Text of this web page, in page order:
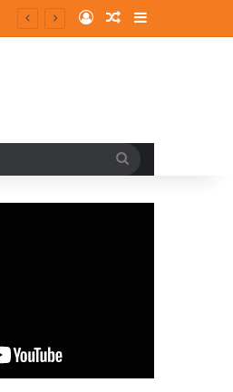
Log InRandom Article
Sidebar